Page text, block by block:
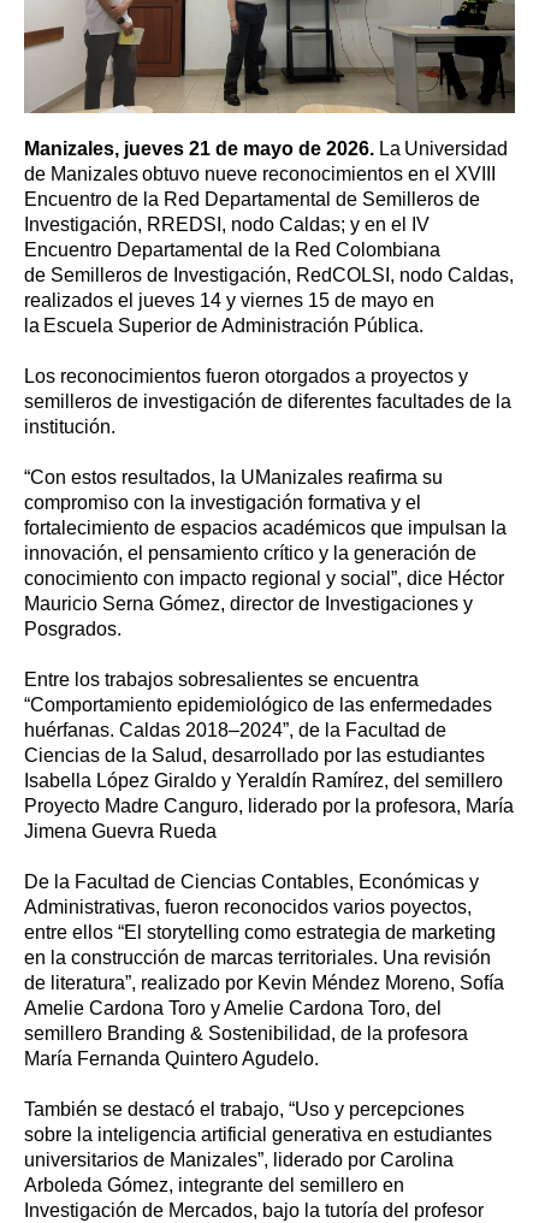
Manizales, jueves 21 de mayo de 2026. La Universidad
de Manizales obtuvo nueve reconocimientos en el XVIII
Encuentro de la Red Departamental de Semilleros de
Investigación, RREDSI, nodo Caldas; y en el IV
Encuentro Departamental de la Red Colombiana
de Semilleros de Investigación, RedCOLSI, nodo Caldas,
realizados el jueves 14 y viernes 15 de mayo en
la Escuela Superior de Administración Pública.
Los reconocimientos fueron otorgados a proyectos y
semilleros de investigación de diferentes facultades de la
institución.
“Con estos resultados, la UManizales reafirma su
compromiso con la investigación formativa y el
fortalecimiento de espacios académicos que impulsan la
innovación, el pensamiento crítico y la generación de
conocimiento con impacto regional y social”, dice Héctor
Mauricio Serna Gómez, director de Investigaciones y
Posgrados.
Entre los trabajos sobresalientes se encuentra
“Comportamiento epidemiológico de las enfermedades
huérfanas. Caldas 2018–2024”, de la Facultad de
Ciencias de la Salud, desarrollado por las estudiantes
Isabella López Giraldo y Yeraldín Ramírez, del semillero
Proyecto Madre Canguro, liderado por la profesora, María
Jimena Guevra Rueda
De la Facultad de Ciencias Contables, Económicas y
Administrativas, fueron reconocidos varios poyectos,
entre ellos “El storytelling como estrategia de marketing
en la construcción de marcas territoriales. Una revisión
de literatura”, realizado por Kevin Méndez Moreno, Sofía
Amelie Cardona Toro y Amelie Cardona Toro, del
semillero Branding & Sostenibilidad, de la profesora
María Fernanda Quintero Agudelo.
También se destacó el trabajo, “Uso y percepciones
sobre la inteligencia artificial generativa en estudiantes
universitarios de Manizales”, liderado por Carolina
Arboleda Gómez, integrante del semillero en
Investigación de Mercados, bajo la tutoría del profesor